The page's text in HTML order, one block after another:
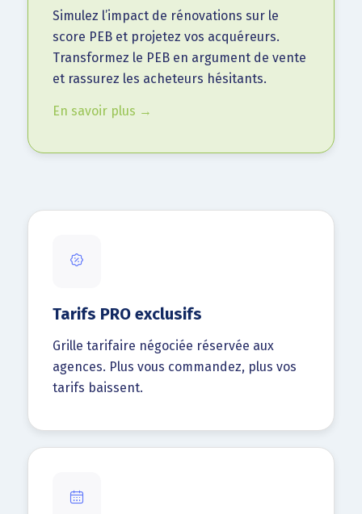
Simulez l’impact de rénovations sur le
score PEB et projetez vos acquéreurs.
Transformez le PEB en argument de vente
et rassurez les acheteurs hésitants.
En savoir plus →
Tarifs PRO exclusifs
Grille tarifaire négociée réservée aux
agences. Plus vous commandez, plus vos
tarifs baissent.